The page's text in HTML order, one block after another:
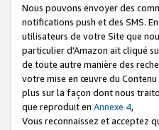
Nous pouvons envoyer des
notifications push et des SMS.
utilisateurs de votre Site que
particulier d'Amazon ait cliqué
de toute autre manière des
votre mise en œuvre du
plus sur la façon dont nous
que reproduit en Annexe 4,
Vous reconnaissez et acceptez